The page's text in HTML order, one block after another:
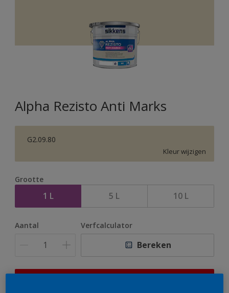
Alpha Rezisto Anti Marks
G2.09.80
Kleur wijzigen
Grootte
1 L 5 L 10 L
Aantal Verfcalculator
Bereken